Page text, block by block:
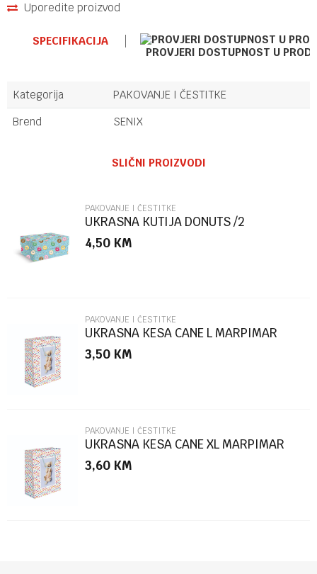
Uporedite proizvod
SPECIFIKACIJA
PROVJERI DOSTUPNOST U
Kategorija
PAKOVANJE I ČESTITKE
Brend
SENIX
Poruka
POŠALJI
SLIČNI PROIZVODI
PAKOVANJE I ČESTITKE
UKRASNA KUTIJA DONUTS /2
MARPIMAR
4,50 KM
PAKOVANJE I ČESTITKE
UKRASNA KESA CANE L MARPIMAR
3,50 KM
PAKOVANJE I ČESTITKE
UKRASNA KESA CANE XL MARPIMAR
3,60 KM